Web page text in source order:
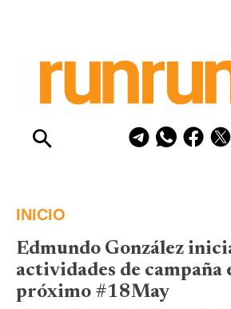
INICIO
Edmundo González
actividades de campaña
próximo #18May